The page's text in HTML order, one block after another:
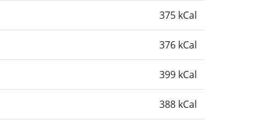
375 kCal
376 kCal
399 kCal
388 kCal